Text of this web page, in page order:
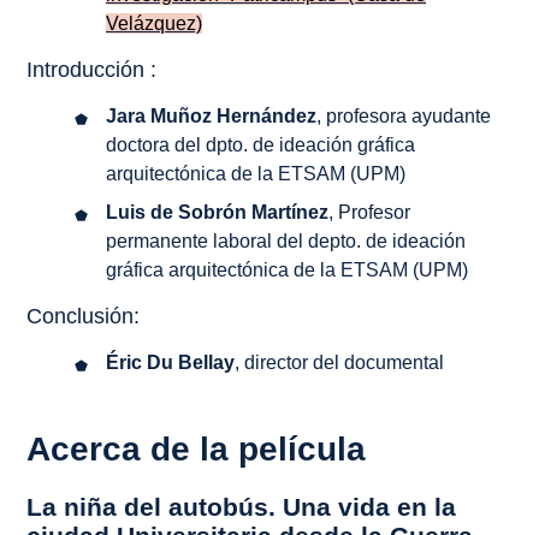
Velázquez)
Introducción :
Jara Muñoz Hernández, profesora ayudante
doctora del dpto. de ideación gráfica
arquitectónica de la ETSAM (UPM)
Luis de Sobrón Martínez, Profesor
permanente laboral del depto. de ideación
gráfica arquitectónica de la ETSAM (UPM)
Conclusión:
Éric Du Bellay, director del documental
Acerca de la película
La niña del autobús. Una vida en la